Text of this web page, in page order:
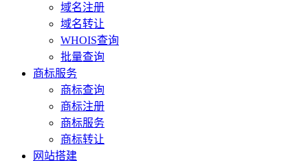
域名注册
域名转让
WHOIS查询
批量查询
商标服务
商标查询
商标注册
商标服务
商标转让
网站搭建